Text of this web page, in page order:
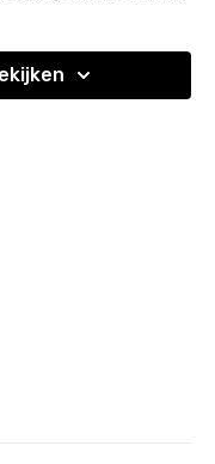
en activeren van de